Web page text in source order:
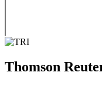
Thomson